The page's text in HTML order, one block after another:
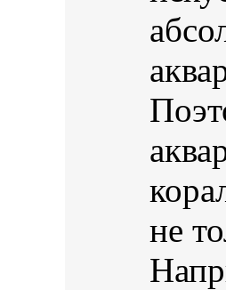
не